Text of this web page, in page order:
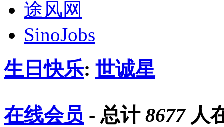
途风网
SinoJobs
生日快乐: 世诚星
在线会员 - 总计 8677人